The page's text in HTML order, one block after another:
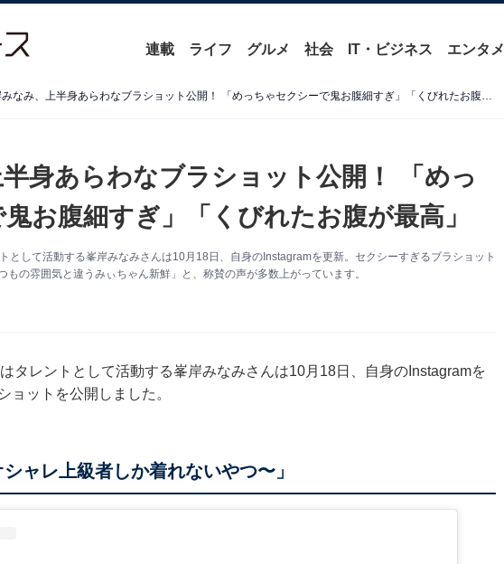
連載 ライフ グルメ 社会 IT・ビジネス エンタメ
峯岸みなみ、上半身あらわなブラショット公開！ 「めっちゃセクシーで鬼お腹細すぎ」「くびれたお腹が最高」
身あらわなブラショット公開！ 「めっ
お腹細すぎ」「くびれたお腹が最高」
として活動する峯岸みなみさんは10月18日、自身のInstagramを更新。セクシーすぎるブラショット
もの雰囲気と違うみぃちゃん新鮮」と、称賛の声が多数上がっています。
タレントとして活動する峯岸みなみさんは10月18日、自身のInstagramを
ョットを公開しました。
ャレ上級者しか着れないやつ〜」